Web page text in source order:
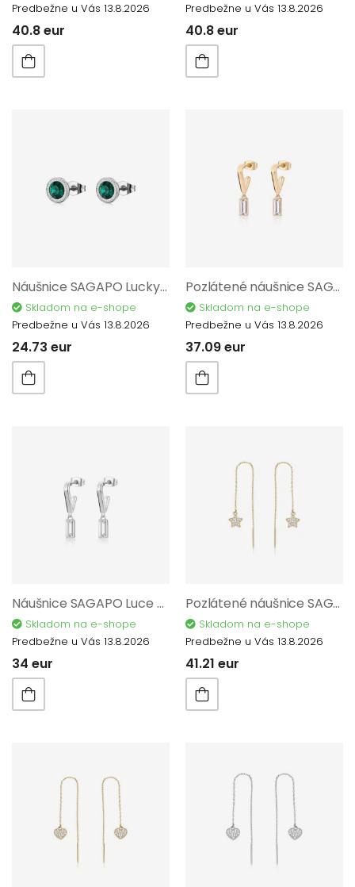
Predbežne u Vás 13.8.2026
40.8 eur
Predbežne u Vás 13.8.2026
40.8 eur
Náušnice SAGAPO Lucky Light SKT64
Skladom na e-shope
Predbežne u Vás 13.8.2026
24.73 eur
Pozlátené náušnice SAGAPO Luce SCE38
Skladom na e-shope
Predbežne u Vás 13.8.2026
37.09 eur
Náušnice SAGAPO Luce SCE37
Skladom na e-shope
Predbežne u Vás 13.8.2026
34 eur
Pozlátené náušnice SAGAPO Aurora SAR55
Skladom na e-shope
Predbežne u Vás 13.8.2026
41.21 eur